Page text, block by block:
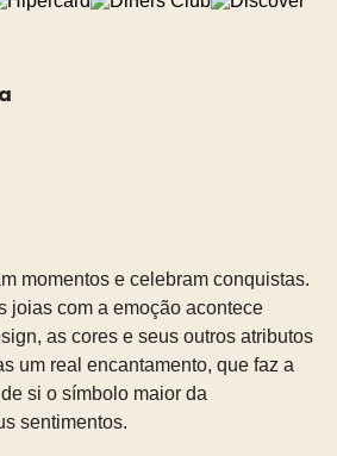
momentos e celebram conquistas.
joias com a emoção acontece
as cores e seus outros atributos
um real encantamento, que faz a
si o símbolo maior da
sentimentos.